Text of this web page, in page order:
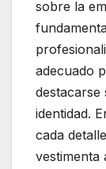
sobre la
adecuado
destacarse
identidad.
cada
vestimenta